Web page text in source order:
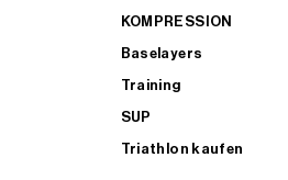
KOMPRESSION
Baselayers
Training
SUP
Triathlon kaufen